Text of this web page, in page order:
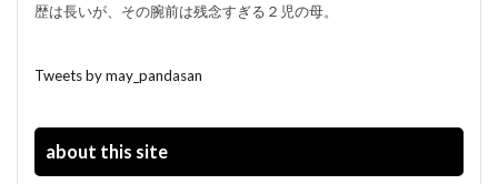
歴は長いが、その腕前は残念すぎる２児の母。
Tweets by may_pandasan
about this site